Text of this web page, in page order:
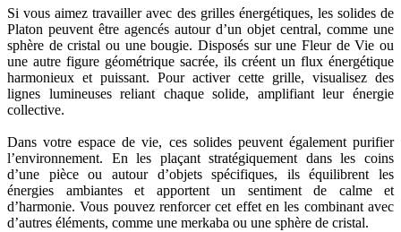
Si vous aimez travailler avec des grilles énergétiques, les solides de
Platon peuvent être agencés autour d’un objet central, comme une
sphère de cristal ou une bougie. Disposés sur une Fleur de Vie ou
une autre figure géométrique sacrée, ils créent un flux énergétique
harmonieux et puissant. Pour activer cette grille, visualisez des
lignes lumineuses reliant chaque solide, amplifiant leur énergie
collective.
Dans votre espace de vie, ces solides peuvent également purifier
l’environnement. En les plaçant stratégiquement dans les coins
d’une pièce ou autour d’objets spécifiques, ils équilibrent les
énergies ambiantes et apportent un sentiment de calme et
d’harmonie. Vous pouvez renforcer cet effet en les combinant avec
d’autres éléments, comme une merkaba ou une sphère de cristal.